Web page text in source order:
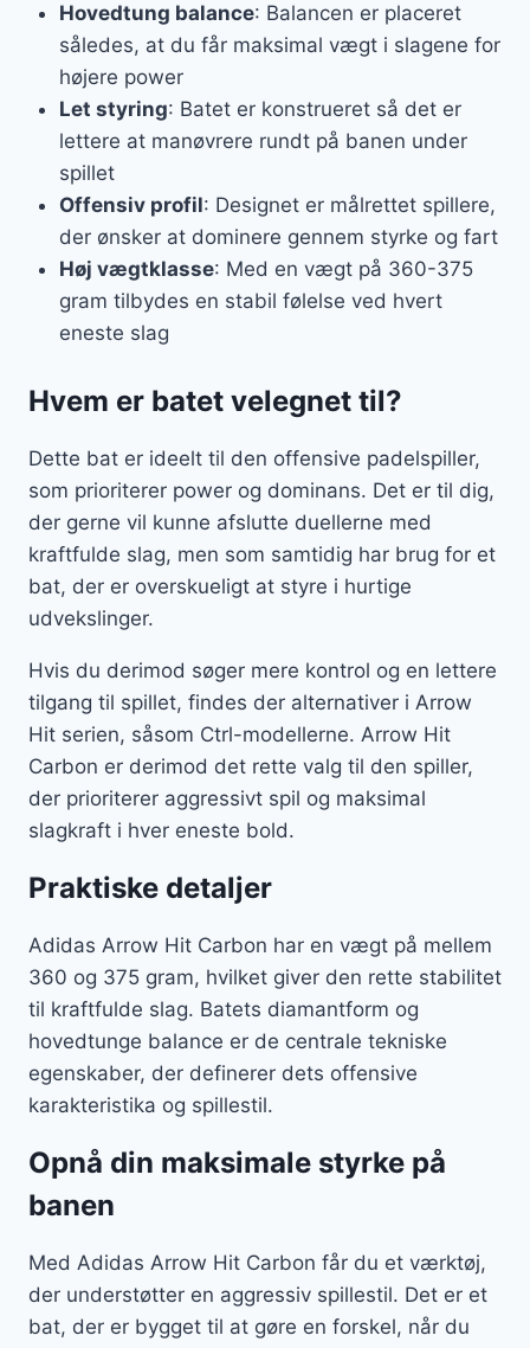
Hovedtung balance: Balancen er placeret
således, at du får maksimal vægt i slagene for
højere power
Let styring: Batet er konstrueret så det er
lettere at manøvrere rundt på banen under
spillet
Offensiv profil: Designet er målrettet spillere,
der ønsker at dominere gennem styrke og fart
Høj vægtklasse: Med en vægt på 360-375
gram tilbydes en stabil følelse ved hvert
eneste slag
Hvem er batet velegnet til?
Dette bat er ideelt til den offensive padelspiller,
som prioriterer power og dominans. Det er til dig,
der gerne vil kunne afslutte duellerne med
kraftfulde slag, men som samtidig har brug for et
bat, der er overskueligt at styre i hurtige
udvekslinger.
Hvis du derimod søger mere kontrol og en lettere
tilgang til spillet, findes der alternativer i Arrow
Hit serien, såsom Ctrl-modellerne. Arrow Hit
Carbon er derimod det rette valg til den spiller,
der prioriterer aggressivt spil og maksimal
slagkraft i hver eneste bold.
Praktiske detaljer
Adidas Arrow Hit Carbon har en vægt på mellem
360 og 375 gram, hvilket giver den rette stabilitet
til kraftfulde slag. Batets diamantform og
hovedtunge balance er de centrale tekniske
egenskaber, der definerer dets offensive
karakteristika og spillestil.
Opnå din maksimale styrke på
banen
Med Adidas Arrow Hit Carbon får du et værktøj,
der understøtter en aggressiv spillestil. Det er et
bat, der er bygget til at gøre en forskel, når du